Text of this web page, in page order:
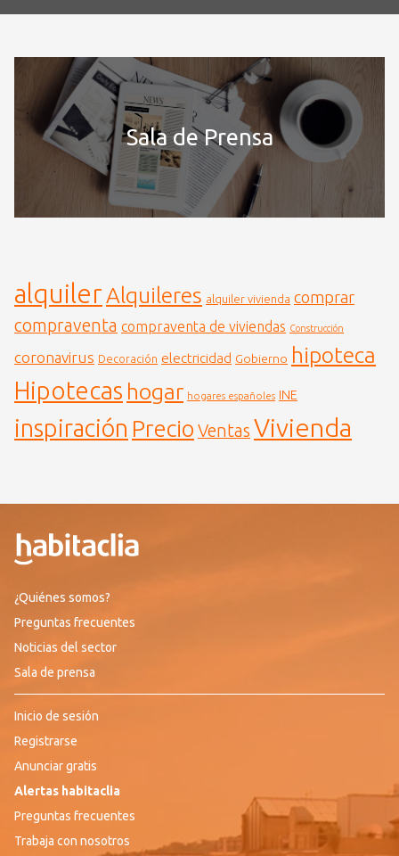
Sala de Prensa
alquiler Alquileres alquiler vivienda comprar
compraventa compraventa de viviendas Construcción
coronavirus Decoración electricidad Gobierno hipoteca
Hipotecas hogar hogares españoles INE
inspiración Precio Ventas Vivienda
¿Quiénes somos?
Preguntas frecuentes
Noticias del sector
Sala de prensa
Inicio de sesión
Registrarse
Anunciar gratis
Alertas habitaclia
Preguntas frecuentes
Trabaja con nosotros